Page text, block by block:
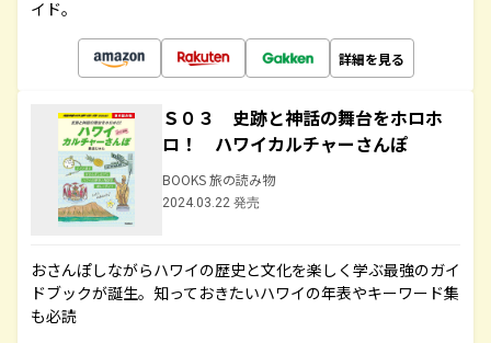
イド。
詳細を見る
Ｓ０３ 史跡と神話の舞台をホロホ
ロ！ ハワイカルチャーさんぽ
BOOKS 旅の読み物
2024.03.22 発売
おさんぽしながらハワイの歴史と文化を楽しく学ぶ最強のガイ
ドブックが誕生。知っておきたいハワイの年表やキーワード集
も必読